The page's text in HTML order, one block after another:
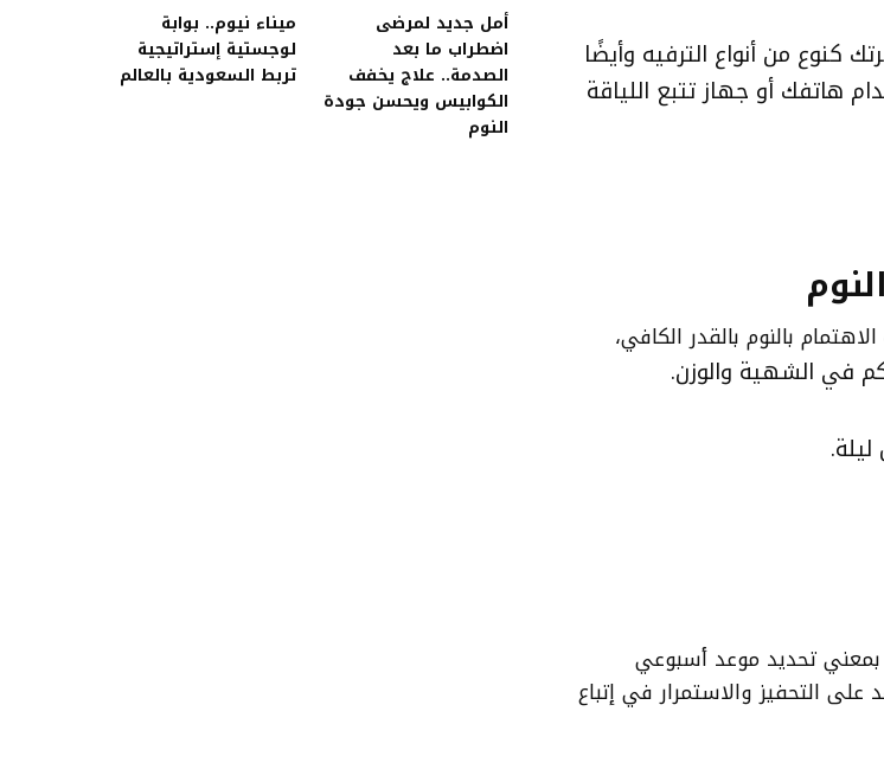
من أنواع الترفيه وأيضًا
هاتفك أو جهاز تتبع اللياقة
بالنوم بالقدر الكافي،
في الشهية والوزن.
بمعني تحديد موعد أسبوعي
التحفيز والاستمرار في إتباع
أمل جديد لمرضى
اضطراب ما بعد
الصدمة.. علاج يخفف
الكوابيس ويحسن جودة
النوم
ميناء نيوم.. بوابة
لوجستية إستراتيجية
تربط السعودية بالعالم